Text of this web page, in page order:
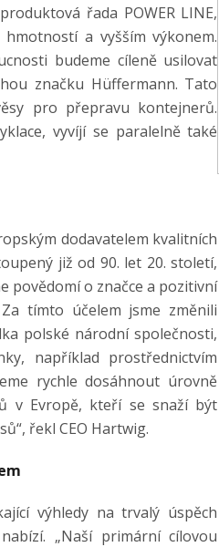
řada POWER LINE,
a vyšším výkonem.
budeme cíleně usilovat
značku Hüffermann. Tato
pro přepravu kontejnerů.
vyvíjí se paralelně také
dodavatelem kvalitních
již od 90. let 20. století,
povědomí o značce a pozitivní
tímto účelem jsme změnili
polské národní společnosti,
například prostřednictvím
rychle dosáhnout úrovně
v Evropě, kteří se snaží být
řekl CEO Hartwig.
výhledy na trvalý úspěch
„Naší primární cílovou